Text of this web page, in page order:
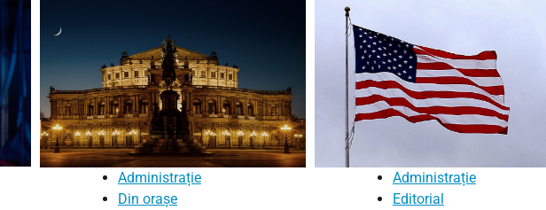
Administrație
Din orașe
Administrație
Editorial